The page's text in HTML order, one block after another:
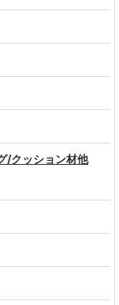
/クッション材他